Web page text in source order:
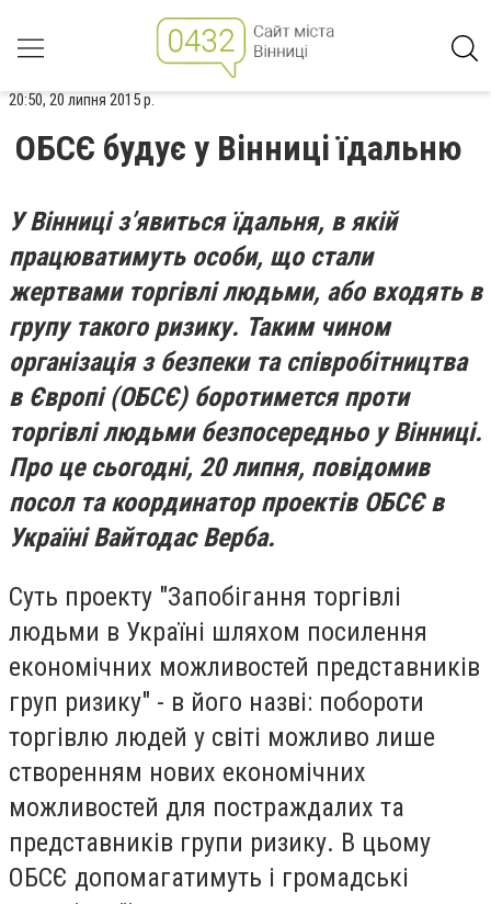
20:50, 20 липня 2015 р.
ОБСЄ будує у Вінниці їдальню
У Вінниці з’явиться їдальня, в якій
працюватимуть особи, що стали
жертвами торгівлі людьми, або входять в
групу такого ризику. Таким чином
організація з безпеки та співробітництва
в Європі (ОБСЄ) боротимется проти
торгівлі людьми безпосередньо у Вінниці.
Про це сьогодні, 20 липня, повідомив
посол та координатор проектів ОБСЄ в
Україні Вайтодас Верба.
Суть проекту "Запобігання торгівлі
людьми в Україні шляхом посилення
економічних можливостей представників
груп ризику" - в його назві: побороти
торгівлю людей у світі можливо лише
створенням нових економічних
можливостей для постраждалих та
представників групи ризику. В цьому
ОБСЄ допомагатимуть і громадські